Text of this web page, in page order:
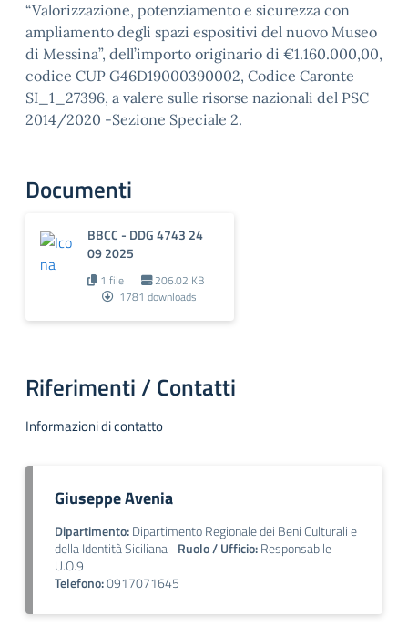
“Valorizzazione, potenziamento e sicurezza con
ampliamento degli spazi espositivi del nuovo Museo
di Messina”, dell’importo originario di €1.160.000,00,
codice CUP G46D19000390002, Codice Caronte
SI_1_27396, a valere sulle risorse nazionali del PSC
2014/2020 -Sezione Speciale 2.
Documenti
BBCC - DDG 4743 24
09 2025
1 file
206.02 KB
1781 downloads
Riferimenti / Contatti
Informazioni di contatto
Giuseppe Avenia
Dipartimento:Dipartimento Regionale dei Beni Culturali e
della Identità Siciliana Ruolo / Ufficio:Responsabile
U.O.9
Telefono:0917071645